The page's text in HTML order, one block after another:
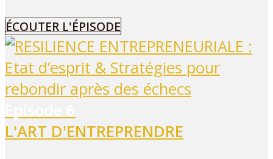
ÉCOUTER L'ÉPISODE
L'ART D'ENTREPRENDRE